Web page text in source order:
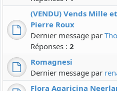
(VENDU) Vends Mille
Pierre Roux
Dernier message par
Réponses : 2
Romagnesi
Dernier message par
Flora Agaricina